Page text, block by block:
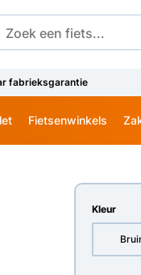
fabrieksgarantie
Fietsenwinkels
Kleur